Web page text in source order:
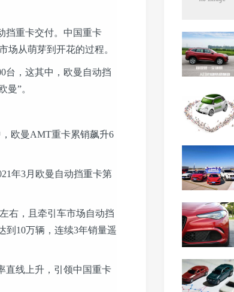
重卡交付。中国重卡
场从萌芽到开花的过程。
，这其中，欧曼自动挡
曼”。
欧曼AMT重卡累销飙升6
年3月欧曼自动挡重卡第
右，且牵引车市场自动挡
到10万辆，连续3年销量遥
线上升，引领中国重卡